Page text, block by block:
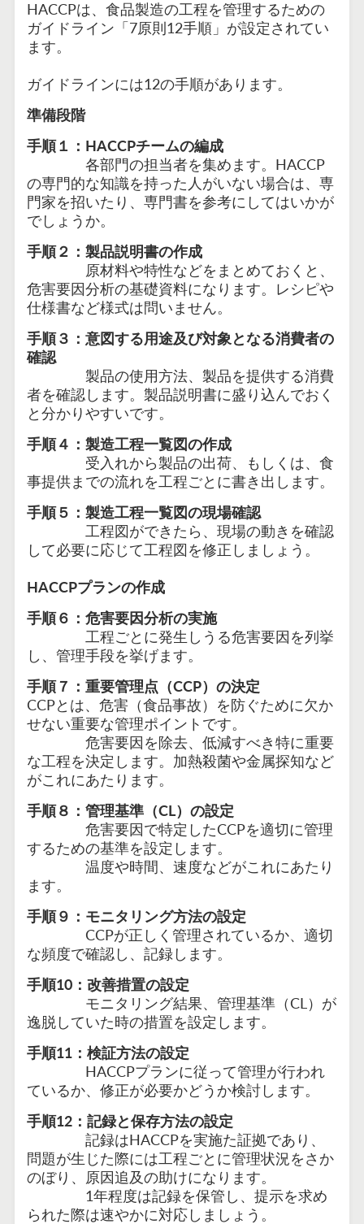
HACCPは、食品製造の工程を管理するための
ガイドライン「7原則12手順」が設定されてい
ます。
ガイドラインには12の手順があります。
準備段階
手順１：HACCPチームの編成
各部門の担当者を集めます。HACCP
の専門的な知識を持った人がいない場合は、専
門家を招いたり、専門書を参考にしてはいかが
でしょうか。
手順２：製品説明書の作成
原材料や特性などをまとめておくと、
危害要因分析の基礎資料になります。レシピや
仕様書など様式は問いません。
手順３：意図する用途及び対象となる消費者の
確認
製品の使用方法、製品を提供する消費
者を確認します。製品説明書に盛り込んでおく
と分かりやすいです。
手順４：製造工程一覧図の作成
受入れから製品の出荷、もしくは、食
事提供までの流れを工程ごとに書き出します。
手順５：製造工程一覧図の現場確認
工程図ができたら、現場の動きを確認
して必要に応じて工程図を修正しましょう。
HACCPプランの作成
手順６：危害要因分析の実施
工程ごとに発生しうる危害要因を列挙
し、管理手段を挙げます。
手順７：重要管理点（CCP）の決定
CCPとは、危害（食品事故）を防ぐために欠か
せない重要な管理ポイントです。
危害要因を除去、低減すべき特に重要
な工程を決定します。加熱殺菌や金属探知など
がこれにあたります。
手順８：管理基準（CL）の設定
危害要因で特定したCCPを適切に管理
するための基準を設定します。
温度や時間、速度などがこれにあたり
ます。
手順９：モニタリング方法の設定
CCPが正しく管理されているか、適切
な頻度で確認し、記録します。
手順10：改善措置の設定
モニタリング結果、管理基準（CL）が
逸脱していた時の措置を設定します。
手順11：検証方法の設定
HACCPプランに従って管理が行われ
ているか、修正が必要かどうか検討します。
手順12：記録と保存方法の設定
記録はHACCPを実施た証拠であり、
問題が生じた際には工程ごとに管理状況をさか
のぼり、原因追及の助けになります。
1年程度は記録を保管し、提示を求め
られた際は速やかに対応しましょう。